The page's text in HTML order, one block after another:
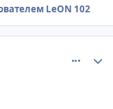
LeON 102